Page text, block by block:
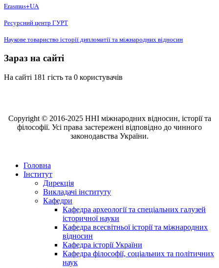
Erasmus+UA
Ресурсний центр ГУРТ
Наукове товариство історії дипломатії та міжнародних відносин
Зараз на сайті
На сайті 181 гість та 0 користувачів
Copyright © 2016-2025 ННІ міжнародних відносин, історії та
філософії. Усі права застережені відповідно до чинного
законодавства України.
Головна
Інститут
Дирекція
Викладачі інституту
Кафедри
Кафедра археології та спеціальних галузей
історичної науки
Кафедра всесвітньої історії та міжнародних
відносин
Кафедра історії України
Кафедра філософії, соціальних та політичних
наук